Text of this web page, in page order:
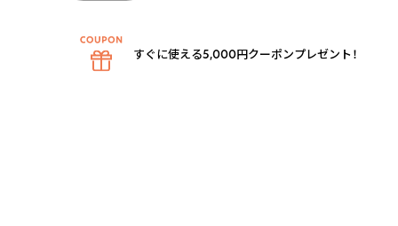
すぐに使える5,000円クーポンプレゼント！